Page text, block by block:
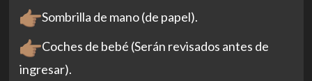
Sombrilla de mano (de papel).
Coches de bebé (Serán revisados antes de
ingresar).